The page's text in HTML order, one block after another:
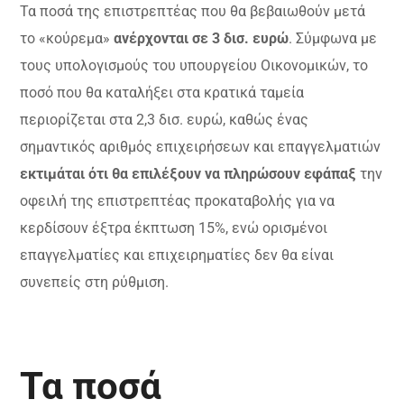
Τα ποσά της επιστρεπτέας που θα βεβαιωθούν μετά
το «κούρεμα»ανέρχονται σε 3 δισ. ευρώ. Σύμφωνα με
τους υπολογισμούς του υπουργείου Οικονομικών, το
ποσό που θα καταλήξει στα κρατικά ταμεία
περιορίζεται στα 2,3 δισ. ευρώ, καθώς ένας
σημαντικός αριθμός επιχειρήσεων και επαγγελματιών
εκτιμάται ότι θα επιλέξουν να πληρώσουν εφάπαξ την
οφειλή της επιστρεπτέας προκαταβολής για να
κερδίσουν έξτρα έκπτωση 15%, ενώ ορισμένοι
επαγγελματίες και επιχειρηματίες δεν θα είναι
συνεπείς στη ρύθμιση.
Τα ποσά